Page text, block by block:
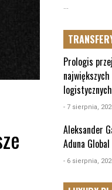
...
Prologis
logistycznych
- 7 sierpnia,
Aleksander
Aduna
- 6 sierpnia,